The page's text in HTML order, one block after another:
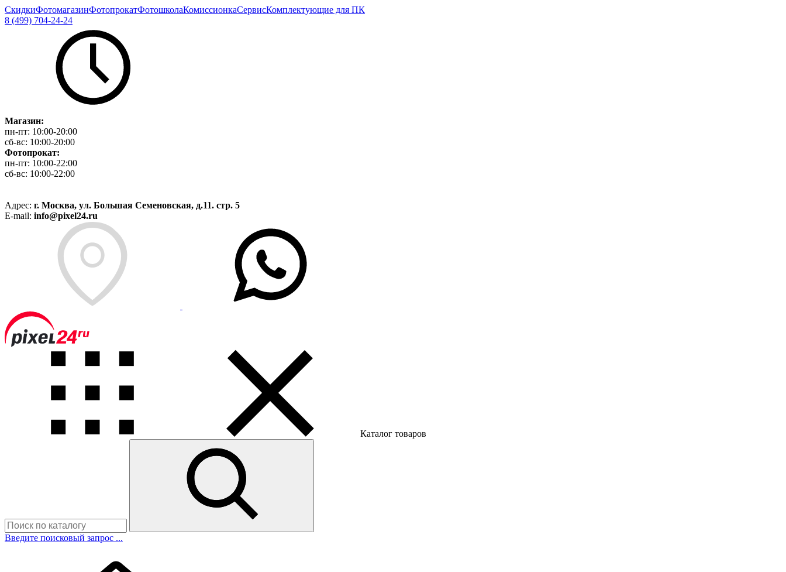
СкидкиФотомагазинФотопрокатФотошколаКомиссионкаСервисКомплектующие для ПК
8 (499) 704-24-24
Магазин:
пн-пт: 10:00-20:00
сб-вс: 10:00-20:00
Фотопрокат:
пн-пт: 10:00-22:00
сб-вс: 10:00-22:00
Адрес: г. Москва, ул. Большая Семеновская, д.11. стр. 5
E-mail: info@pixel24.ru
Каталог товаров
Введите поисковый запрос ...